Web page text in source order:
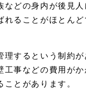
どの身内が後見
ることがほとん
するという制約
事などの費用が
とがあります。